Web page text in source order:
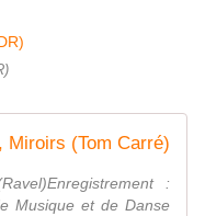
Miroirs (Tom Carré)
:
Musique et de Danse